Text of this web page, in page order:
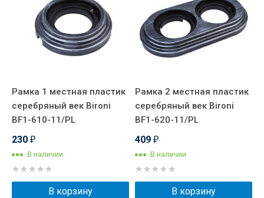
Рамка 1 местная пластик
серебряный век Bironi
BF1-610-11/PL
230 ₽
В наличии
В корзину
Рамка 2 местная пластик
серебряный век Bironi
BF1-620-11/PL
409 ₽
В наличии
В корзину